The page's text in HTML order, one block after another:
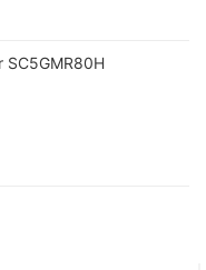
SC5GMR80H